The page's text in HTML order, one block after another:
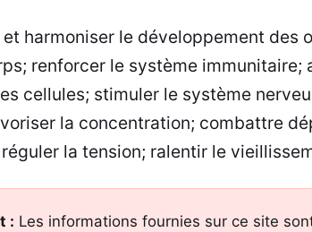
harmoniser le développement des
renforcer le système
cellules; stimuler le système
la concentration; combattre
la tension; ralentir le
: Les informations fournies sur ce site